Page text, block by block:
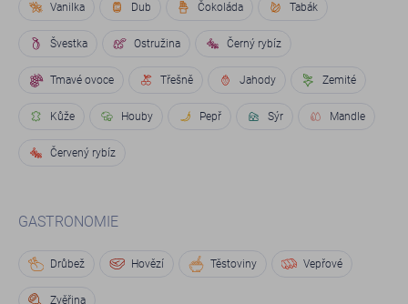
Vanilka Dub Čokoláda Tabák
Švestka Ostružina Černý rybíz
Tmavé ovoce Třešně Jahody Zemité
Kůže Houby Pepř Sýr Mandle
Červený rybíz
GASTRONOMIE
Drůbež Hovězí Těstoviny Vepřové
Zvěřina